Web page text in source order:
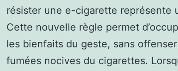
résister une e-cigarette représente
Cette nouvelle règle permet
les bienfaits du geste, sans
fumées nocives du cigarettes.